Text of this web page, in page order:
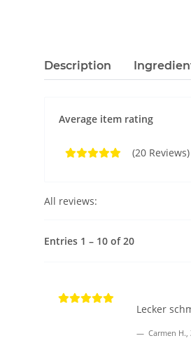
Description
Average item rating
(20 Reviews)
All reviews:
Entries 1 – 10 of 20
Lecker
Carmen